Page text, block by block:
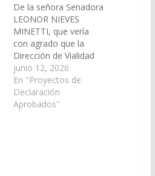
De la señora Senadora
LEONOR NIEVES
MINETTI, que vería
con agrado que la
Dirección de Vialidad
de la Provincia de Salta
arbitre los medios
necesarios para
proceder con el arreglo
junio 12, 2026
En "Proyectos de
Declaración
Aprobados"